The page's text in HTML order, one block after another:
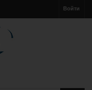
Войти